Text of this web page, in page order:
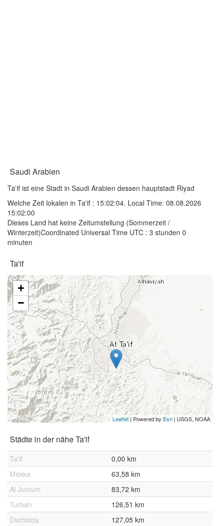
Saudi Arabien
Ta'if ist eine Stadt in Saudi Arabien dessen hauptstadt Riyad
Welche Zeit lokalen in Ta'if : 15:02:04. Local Time: 08.08.2026
15:02:00
Dieses Land hat keine Zeitumstellung (Sommerzeit /
Winterzeit)Coordinated Universal Time UTC : 3 stunden 0
minuten
Ta'if
+
−
Leaflet | Powered by Esri | USGS, NOAA
Städte in der nähe Ta'if
Ta'if
0,00 km
Mekka
63,58 km
Al Jumum
83,72 km
Turbah
126,51 km
Dschidda
127,05 km